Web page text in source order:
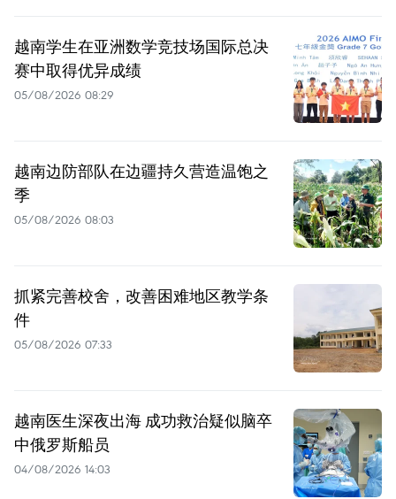
越南学生在亚洲数学竞技场国际总决
赛中取得优异成绩
05/08/2026 08:29
越南边防部队在边疆持久营造温饱之
季
05/08/2026 08:03
抓紧完善校舍，改善困难地区教学条
件
05/08/2026 07:33
越南医生深夜出海 成功救治疑似脑卒
中俄罗斯船员
04/08/2026 14:03